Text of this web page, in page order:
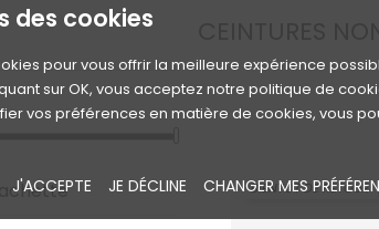
des cookies
pour vous offrir la meilleure expérience
sur OK, vous acceptez notre politique de
vos préférences en matière de cookies, vous
J'ACCEPTE JE DÉCLINE CHANGER MES
CEINTURES
BIENTÔT DE RETOUR